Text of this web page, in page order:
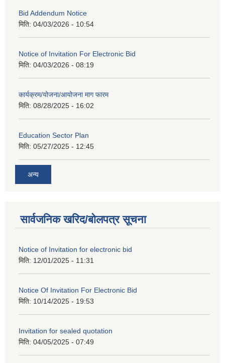
Bid Addendum Notice
मिति: 04/03/2026 - 10:54
Notice of Invitation For Electronic Bid
मिति: 04/03/2026 - 08:19
कार्यक्रम/योजना/आयोजना माग फारम
मिति: 08/28/2025 - 16:02
Education Sector Plan
मिति: 05/27/2025 - 12:45
अन्य
सार्वजनिक खरिद/बोलपत्र सूचना
Notice of Invitation for electronic bid
मिति: 12/01/2025 - 11:31
Notice Of Invitation For Electronic Bid
मिति: 10/14/2025 - 19:53
Invitation for sealed quotation
मिति: 04/05/2025 - 07:49